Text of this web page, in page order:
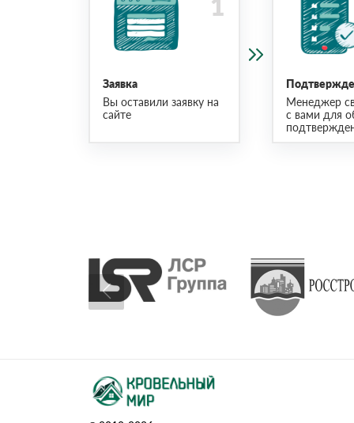
Заявка
Вы оставили заявку на
сайте
Менеджер
с вами для